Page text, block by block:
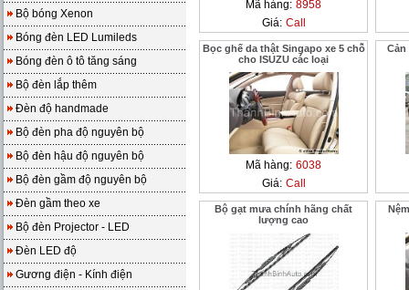
Bộ bóng Xenon
Bóng đèn LED Lumileds
Bóng đèn ô tô tăng sáng
Bộ đèn lắp thêm
Đèn độ handmade
Bộ đèn pha độ nguyên bộ
Bộ đèn hậu độ nguyên bộ
Bộ đèn gầm độ nguyên bộ
Đèn gầm theo xe
Bộ đèn Projector - LED
Đèn LED độ
Gương điện - Kính điện
Mã hàng: 8958
Giá: Call
Bọc ghế da thật Singapo xe 5 chỗ
cho ISUZU các loại
Mã hàng: 6038
Giá: Call
Cản
Bộ gạt mưa chính hãng chất
lượng cao